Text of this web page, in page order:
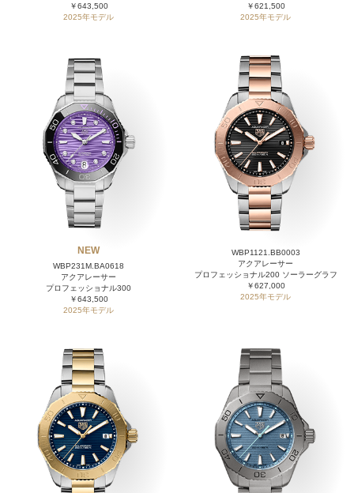
￥643,500
2025年モデル
￥621,500
2025年モデル
NEW
WBP231M.BA0618
アクアレーサー
プロフェッショナル300
￥643,500
2025年モデル
WBP1121.BB0003
アクアレーサー
プロフェッショナル200 ソーラーグラフ
￥627,000
2025年モデル